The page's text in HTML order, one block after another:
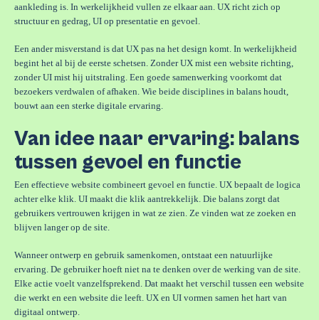
aankleding is. In werkelijkheid vullen ze elkaar aan. UX richt zich op
structuur en gedrag, UI op presentatie en gevoel.
Een ander misverstand is dat UX pas na het design komt. In werkelijkheid
begint het al bij de eerste schetsen. Zonder UX mist een website richting,
zonder UI mist hij uitstraling. Een goede samenwerking voorkomt dat
bezoekers verdwalen of afhaken. Wie beide disciplines in balans houdt,
bouwt aan een sterke digitale ervaring.
Van idee naar ervaring: balans
tussen gevoel en functie
Een effectieve website combineert gevoel en functie. UX bepaalt de logica
achter elke klik. UI maakt die klik aantrekkelijk. Die balans zorgt dat
gebruikers vertrouwen krijgen in wat ze zien. Ze vinden wat ze zoeken en
blijven langer op de site.
Wanneer ontwerp en gebruik samenkomen, ontstaat een natuurlijke
ervaring. De gebruiker hoeft niet na te denken over de werking van de site.
Elke actie voelt vanzelfsprekend. Dat maakt het verschil tussen een website
die werkt en een website die leeft. UX en UI vormen samen het hart van
digitaal ontwerp.